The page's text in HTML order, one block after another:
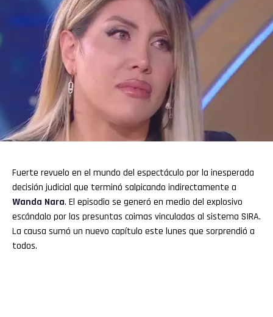
Fuerte revuelo en el mundo del espectáculo por la inesperada
decisión judicial que terminó salpicando indirectamente a
Wanda Nara. El episodio se generó en medio del explosivo
escándalo por las presuntas coimas vinculadas al sistema SIRA.
La causa sumó un nuevo capítulo este lunes que sorprendió a
todos.